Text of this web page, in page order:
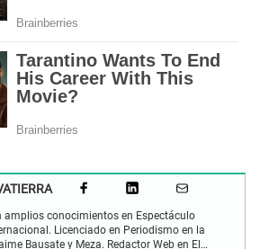
amplios conocimientos en Espectáculo
Licenciado en Periodismo en la
Bausate y Meza. Redactor Web en El